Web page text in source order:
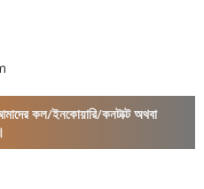
কল/ইনকোয়ারি/কনটাক্ট অথবা